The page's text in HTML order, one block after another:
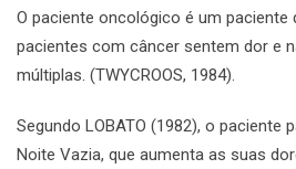
O paciente oncológico é um paciente
pacientes com câncer sentem dor e
múltiplas. (TWYCROOS, 1984).
Segundo LOBATO (1982), o paciente
Noite Vazia, que aumenta as suas